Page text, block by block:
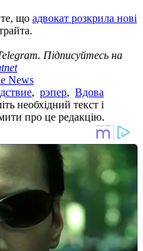
що адвокат розкрила нові
Підписуйтесь на
News
, рэпер, Вдова
необхідний текст і
про це редакцію.